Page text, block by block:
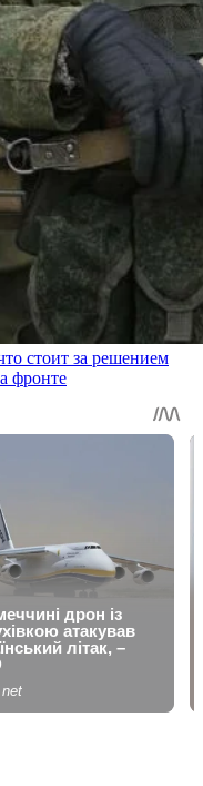
стоит за решением
фронте